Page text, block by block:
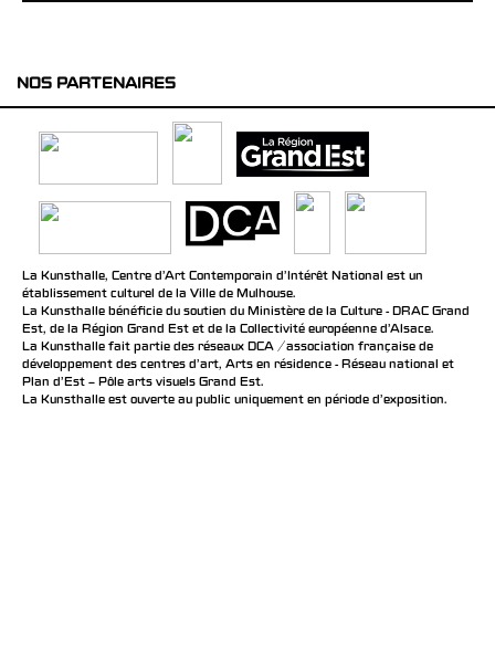
NOS PARTENAIRES
La Kunsthalle, Centre d’Art Contemporain d’Intérêt National est un
établissement culturel de la Ville de Mulhouse.
La Kunsthalle bénéficie du soutien du Ministère de la Culture - DRAC Grand
Est, de la Région Grand Est et de la Collectivité européenne d’Alsace.
La Kunsthalle fait partie des réseaux DCA / association française de
développement des centres d'art, Arts en résidence - Réseau national et
Plan d’Est – Pôle arts visuels Grand Est.
La Kunsthalle est ouverte au public uniquement en période d'exposition.